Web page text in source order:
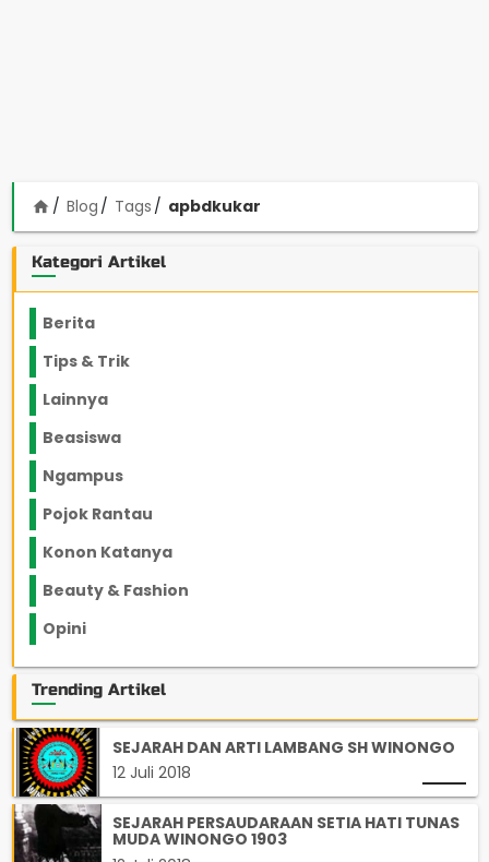
home Blog Tags apbdkukar
Kategori Artikel
Berita
Tips & Trik
Lainnya
Beasiswa
Ngampus
Pojok Rantau
Konon Katanya
Beauty & Fashion
Opini
Trending Artikel
SEJARAH DAN ARTI LAMBANG SH WINONGO
12 Juli 2018
SEJARAH PERSAUDARAAN SETIA HATI TUNAS
MUDA WINONGO 1903